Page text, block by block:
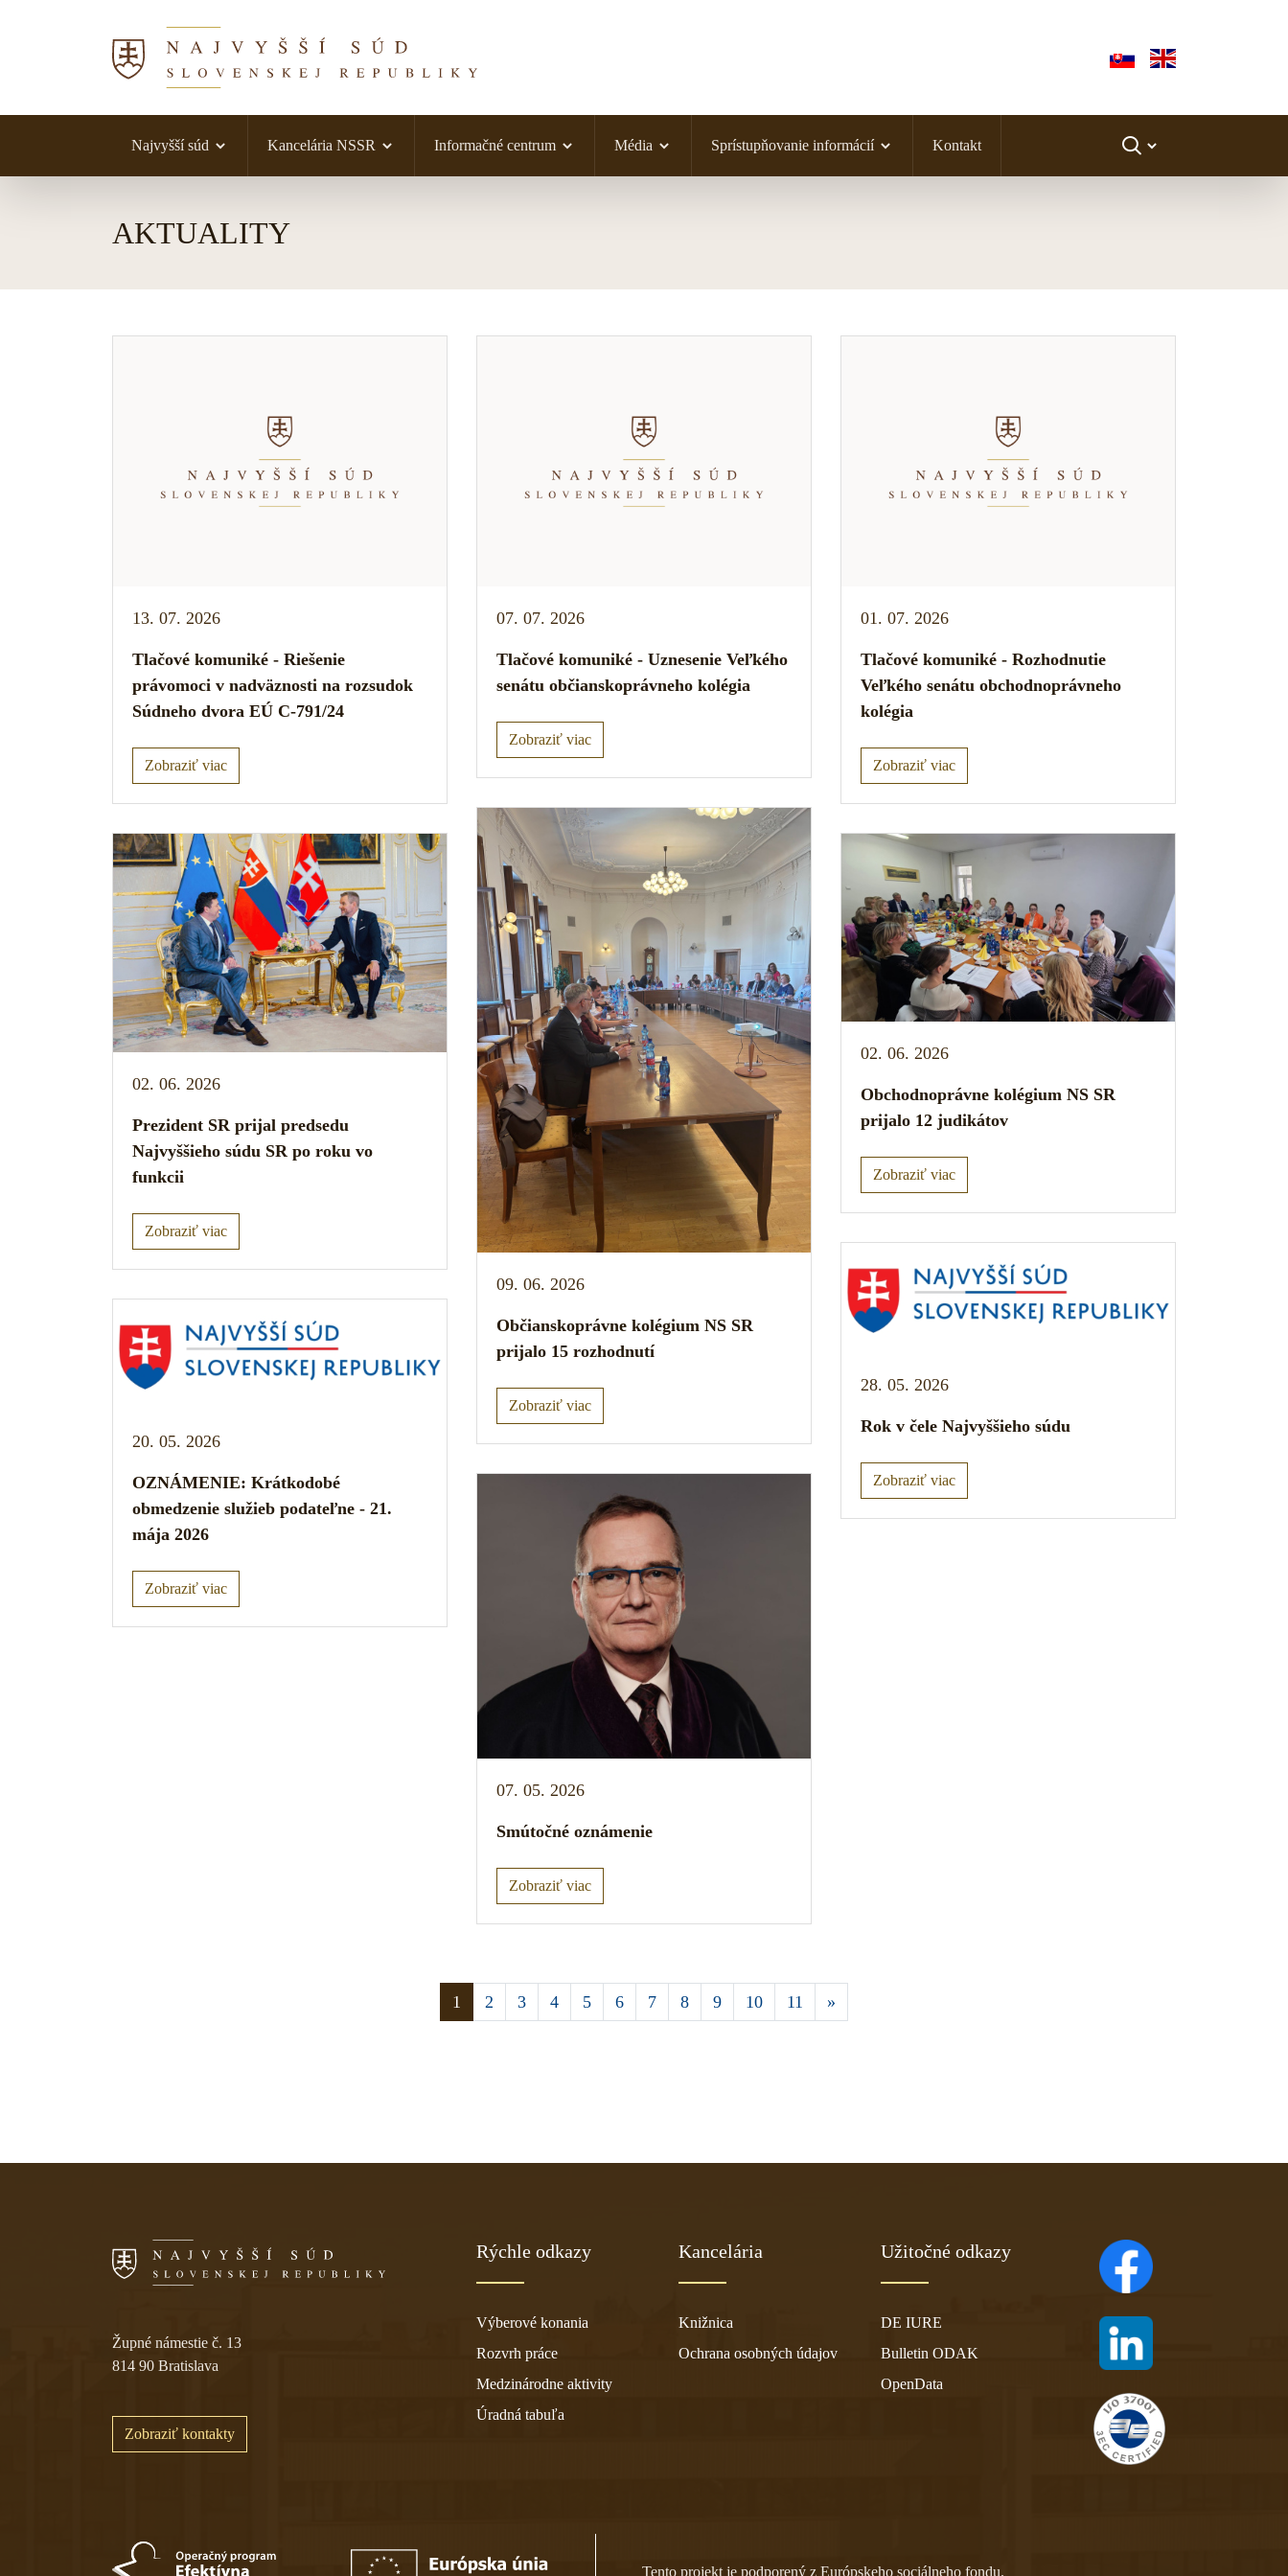
Najvyšší súd Kancelária NSSR Informačné centrum Média Sprístupňovanie informácií Kontakt
AKTUALITY
13. 07. 2026
Tlačové komuniké - Riešenie
právomoci v nadväznosti na rozsudok
Súdneho dvora EÚ C-791/24
Zobraziť viac
07. 07. 2026
Tlačové komuniké - Uznesenie Veľkého
senátu občianskoprávneho kolégia
Zobraziť viac
01. 07. 2026
Tlačové komuniké - Rozhodnutie
Veľkého senátu obchodnoprávneho
kolégia
Zobraziť viac
09. 06. 2026
Občianskoprávne kolégium NS SR
prijalo 15 rozhodnutí
Zobraziť viac
02. 06. 2026
Prezident SR prijal predsedu
Najvyššieho súdu SR po roku vo
funkcii
Zobraziť viac
02. 06. 2026
Obchodnoprávne kolégium NS SR
prijalo 12 judikátov
Zobraziť viac
28. 05. 2026
Rok v čele Najvyššieho súdu
Zobraziť viac
20. 05. 2026
OZNÁMENIE: Krátkodobé
obmedzenie služieb podateľne - 21.
mája 2026
Zobraziť viac
07. 05. 2026
Smútočné oznámenie
Zobraziť viac
1 Aktuálna stránka 1
2 3 4 5 6 7 8 9 10 11 »
Župné námestie č. 13
814 90 Bratislava
Zobraziť kontakty
Rýchle odkazy
Výberové konania
Rozvrh práce
Medzinárodne aktivity
Úradná tabuľa
Kancelária
Knižnica
Ochrana osobných údajov
Užitočné odkazy
DE IURE
Bulletin ODAK
OpenData
(otvára sa v novom
Tento projekt je podporený z Európskeho sociálneho fondu.